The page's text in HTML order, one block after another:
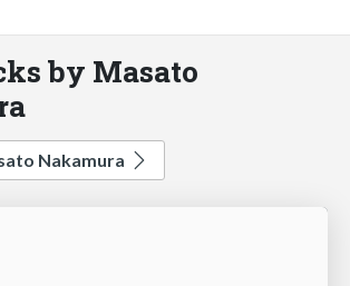
by Masato
Nakamura